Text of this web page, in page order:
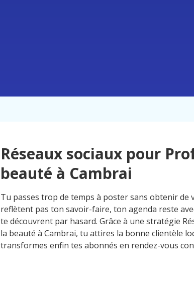
Réseaux sociaux pour
beauté à Cambrai
Tu passes trop de temps à poster sans obtenir de
reflètent pas ton savoir-faire, ton agenda reste
te découvrent par hasard. Grâce à une stratégie
la beauté à Cambrai, tu attires la bonne clientèle
transformes enfin tes abonnés en rendez-vous